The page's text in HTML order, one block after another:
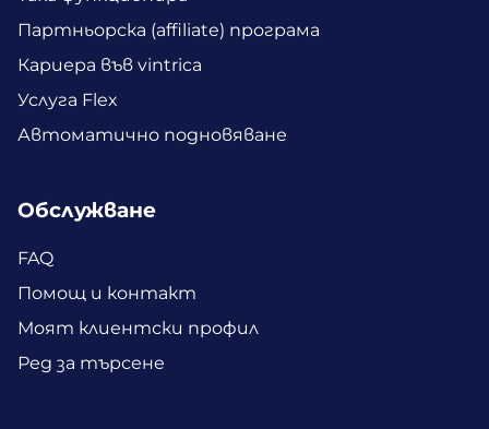
Партньорска (affiliate) програма
Кариера във vintrica
Услуга Flex
Автоматично подновяване
Обслужване
FAQ
Помощ и контакт
Моят клиентски профил
Ред за търсене